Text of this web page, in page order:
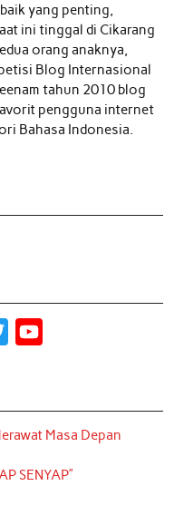
yang penting,
ini tinggal di Cikarang
orang anaknya,
Blog Internasional
tahun 2010 blog
pengguna internet
Bahasa Indonesia.
t
t
e
T
u
b
Masa Depan
SENYAP”